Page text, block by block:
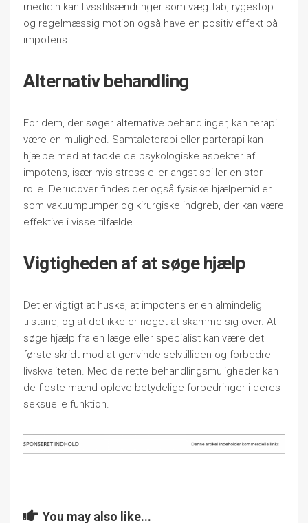
medicin kan livsstilsændringer som vægttab, rygestop
og regelmæssig motion også have en positiv effekt på
impotens.
Alternativ behandling
For dem, der søger alternative behandlinger, kan terapi
være en mulighed. Samtaleterapi eller parterapi kan
hjælpe med at tackle de psykologiske aspekter af
impotens, især hvis stress eller angst spiller en stor
rolle. Derudover findes der også fysiske hjælpemidler
som vakuumpumper og kirurgiske indgreb, der kan være
effektive i visse tilfælde.
Vigtigheden af at søge hjælp
Det er vigtigt at huske, at impotens er en almindelig
tilstand, og at det ikke er noget at skamme sig over. At
søge hjælp fra en læge eller specialist kan være det
første skridt mod at genvinde selvtilliden og forbedre
livskvaliteten. Med de rette behandlingsmuligheder kan
de fleste mænd opleve betydelige forbedringer i deres
seksuelle funktion.
You may also like...